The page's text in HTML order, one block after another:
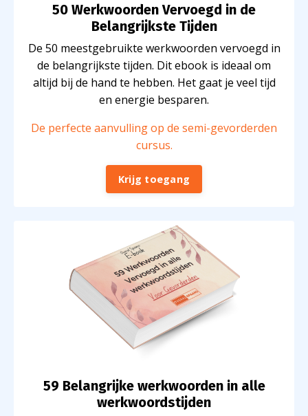
50 Werkwoorden Vervoegd in de
Belangrijkste Tijden
De 50 meestgebruikte werkwoorden vervoegd in
de belangrijkste tijden. Dit ebook is ideaal om
altijd bij de hand te hebben. Het gaat je veel tijd
en energie besparen.
De perfecte aanvulling op de semi-gevorderden
cursus.
Krijg toegang
59 Belangrijke werkwoorden in alle
werkwoordstijden